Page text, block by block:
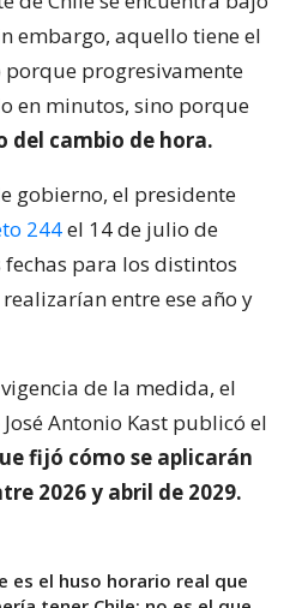
embargo, aquello tiene el
progresivamente
en minutos, sino porque
del cambio de hora.
gobierno, el presidente
244el 14 de julio de
para los distintos
entre ese año y
de la medida, el
Antonio Kast publicó el
fijó cómo se aplicarán
2026 y abril de 2029.
es el huso horario real que